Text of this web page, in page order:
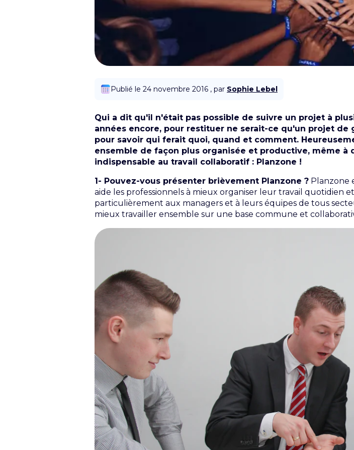
Publié le 24 novembre 2016 , par Sophie Lebel
Qui a dit qu'il n'était pas possible de suivre un projet à
années encore, pour restituer ne serait-ce qu'un projet
pour savoir qui ferait quoi, quand et comment.
ensemble de façon plus organisée et productive, même à
indispensable au travail collaboratif : Planzone !
1- Pouvez-vous présenter brièvement Planzone ? Planzone
aide les professionnels à mieux organiser leur travail quotidien
particulièrement aux managers et à leurs équipes de tous
mieux travailler ensemble sur une base commune et